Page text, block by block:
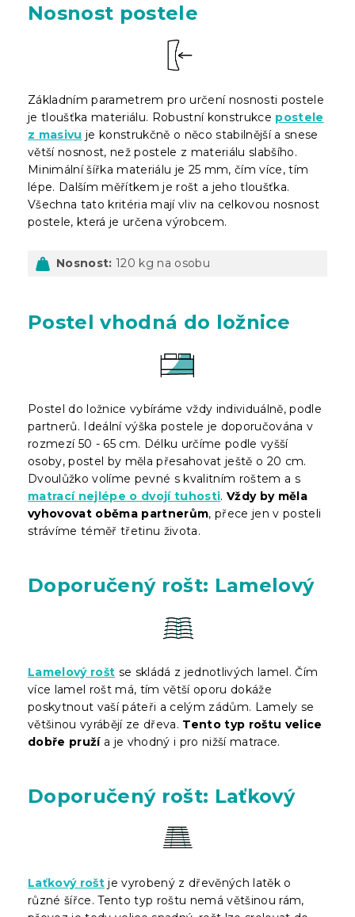
Nosnost postele
Základním parametrem pro určení nosnosti postele
je tloušťka materiálu. Robustní konstrukce postele
z masivu je konstrukčně o něco stabilnější a snese
větší nosnost, než postele z materiálu slabšího.
Minimální šířka materiálu je 25 mm, čím více, tím
lépe. Dalším měřítkem je rošt a jeho tloušťka.
Všechna tato kritéria mají vliv na celkovou nosnost
postele, která je určena výrobcem.
Nosnost: 120 kg na osobu
Postel vhodná do ložnice
Postel do ložnice vybíráme vždy individuálně, podle
partnerů. Ideální výška postele je doporučována v
rozmezí 50 - 65 cm. Délku určíme podle vyšší
osoby, postel by měla přesahovat ještě o 20 cm.
Dvoulůžko volíme pevné s kvalitním roštem a s
matrací nejlépe o dvojí tuhosti.Vždy by měla
vyhovovat oběma partnerům, přece jen v posteli
strávíme téměř třetinu života.
Doporučený rošt: Lamelový
Lamelový rošt se skládá z jednotlivých lamel. Čím
více lamel rošt má, tím větší oporu dokáže
poskytnout vaší páteři a celým zádům. Lamely se
většinou vyrábějí ze dřeva. Tento typ roštu velice
dobře pružía je vhodný i pro nižší matrace.
Doporučený rošt: Laťkový
Laťkový rošt je vyrobený z dřevěných latěk o
různé šířce. Tento typ roštu nemá většinou rám,